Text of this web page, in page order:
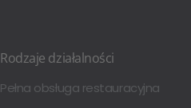
Rodzaje działalności
Pełna obsługa restauracyjna